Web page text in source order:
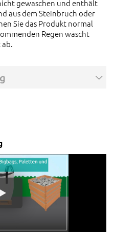
gewaschen und enthält
aus dem Steinbruch oder
Sie das Produkt normal
Regen wäscht